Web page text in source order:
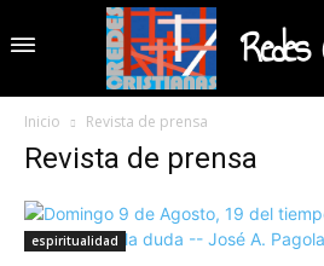
Inicio Revista de prensa
Revista de prensa
espiritualidad